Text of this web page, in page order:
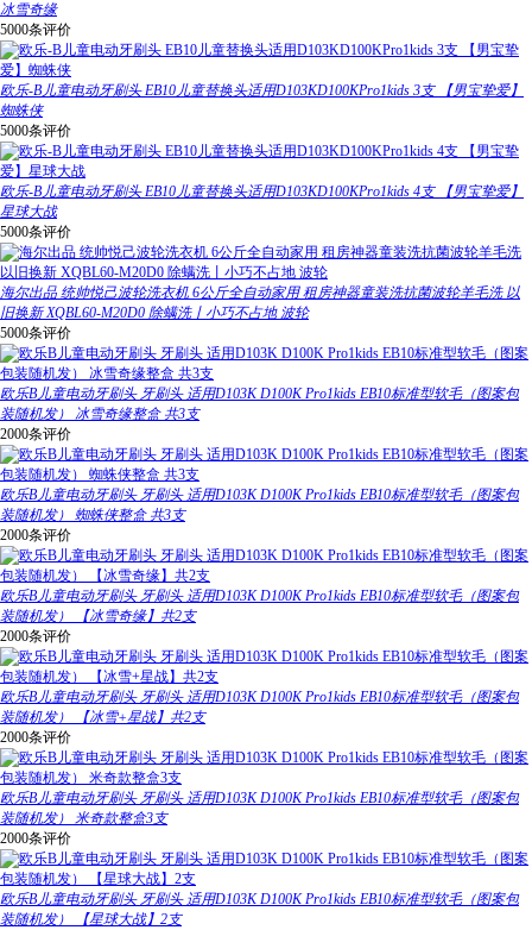
冰雪奇缘
5000条评价
欧乐-B儿童电动牙刷头 EB10儿童替换头适用D103KD100KPro1kids 3支 【男宝挚爱】
蜘蛛侠
5000条评价
欧乐-B儿童电动牙刷头 EB10儿童替换头适用D103KD100KPro1kids 4支 【男宝挚爱】
星球大战
5000条评价
海尔出品 统帅悦己波轮洗衣机 6公斤全自动家用 租房神器童装洗抗菌波轮羊毛洗 以
旧换新 XQBL60-M20D0 除螨洗丨小巧不占地 波轮
5000条评价
欧乐B儿童电动牙刷头 牙刷头 适用D103K D100K Pro1kids EB10标准型软毛（图案包
装随机发） 冰雪奇缘整盒 共3支
2000条评价
欧乐B儿童电动牙刷头 牙刷头 适用D103K D100K Pro1kids EB10标准型软毛（图案包
装随机发） 蜘蛛侠整盒 共3支
2000条评价
欧乐B儿童电动牙刷头 牙刷头 适用D103K D100K Pro1kids EB10标准型软毛（图案包
装随机发） 【冰雪奇缘】共2支
2000条评价
欧乐B儿童电动牙刷头 牙刷头 适用D103K D100K Pro1kids EB10标准型软毛（图案包
装随机发） 【冰雪+星战】共2支
2000条评价
欧乐B儿童电动牙刷头 牙刷头 适用D103K D100K Pro1kids EB10标准型软毛（图案包
装随机发） 米奇款整盒3支
2000条评价
欧乐B儿童电动牙刷头 牙刷头 适用D103K D100K Pro1kids EB10标准型软毛（图案包
装随机发） 【星球大战】2支